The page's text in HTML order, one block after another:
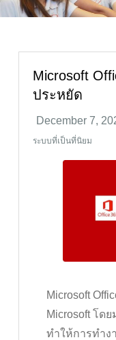
Microsoft
ประหยัด
ระบบที่เป็นที่นิยม
Microsoft
Microsoft โด
ทำให้การทำง